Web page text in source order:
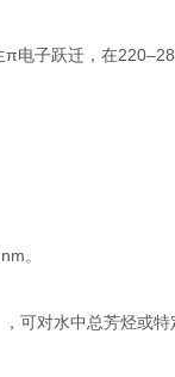
电子跃迁，在
。
可对水中总芳烃或